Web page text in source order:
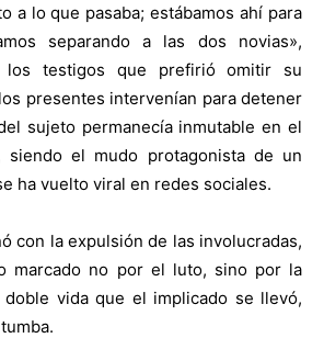
a lo que pasaba; estábamos ahí para
separando a las dos novias»,
los testigos que prefirió omitir su
presentes intervenían para detener
sujeto permanecía inmutable en el
siendo el mudo protagonista de un
ha vuelto viral en redes sociales.
con la expulsión de las involucradas,
marcado no por el luto, sino por la
vida que el implicado se llevó,